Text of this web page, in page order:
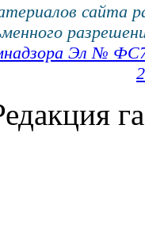
сайта
Эл №